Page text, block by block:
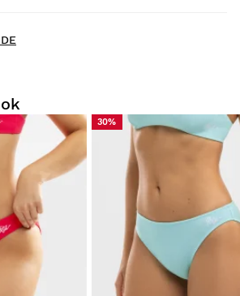
komfortabelt i eget hjem.
og frem til at
Returnering af
returnere et produkt via din
betalingsmetode Fra
30%